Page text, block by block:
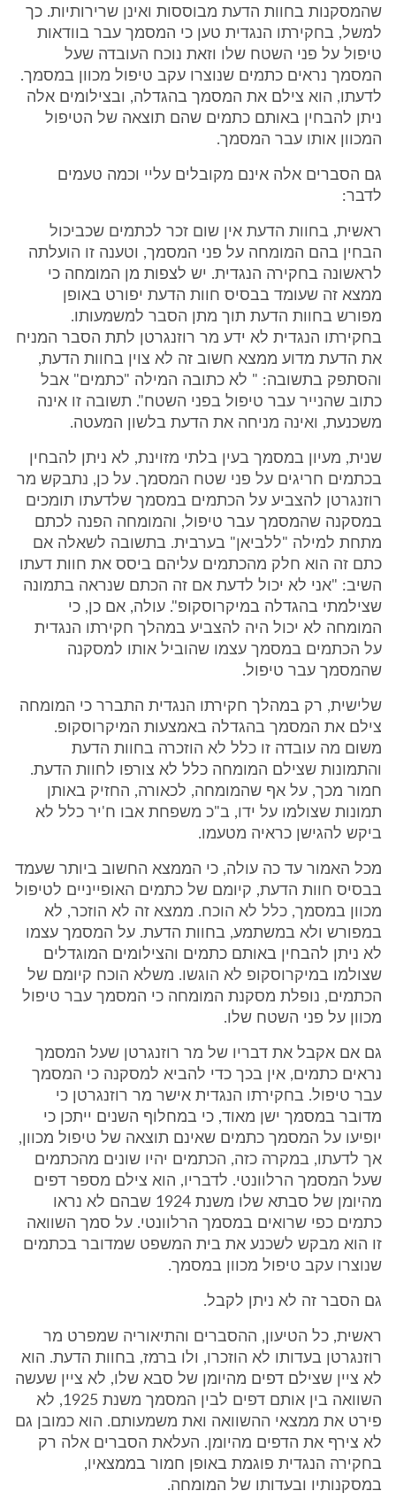
שהמסקנות בחוות הדעת מבוססות ואינן שרירותיות. כך
למשל, בחקירתו הנגדית טען כי המסמך עבר בוודאות
טיפול על פני השטח שלו וזאת נוכח העובדה שעל
המסמך נראים כתמים שנוצרו עקב טיפול מכוון במסמך.
לדעתו, הוא צילם את המסמך בהגדלה, ובצילומים אלה
ניתן להבחין באותם כתמים שהם תוצאה של הטיפול
המכוון אותו עבר המסמך.
גם הסברים אלה אינם מקובלים עליי וכמה טעמים
לדבר:
ראשית, בחוות הדעת אין שום זכר לכתמים שכביכול
הבחין בהם המומחה על פני המסמך, וטענה זו הועלתה
לראשונה בחקירה הנגדית. יש לצפות מן המומחה כי
ממצא זה שעומד בבסיס חוות הדעת יפורט באופן
מפורש בחוות הדעת תוך מתן הסבר למשמעותו.
בחקירתו הנגדית לא ידע מר רוזנגרטן לתת הסבר המניח
את הדעת מדוע ממצא חשוב זה לא צוין בחוות הדעת,
והסתפק בתשובה: " לא כתובה המילה "כתמים" אבל
כתוב שהנייר עבר טיפול בפני השטח". תשובה זו אינה
משכנעת, ואינה מניחה את הדעת בלשון המעטה.
שנית, מעיון במסמך בעין בלתי מזוינת, לא ניתן להבחין
בכתמים חריגים על פני שטח המסמך. על כן, נתבקש מר
רוזנגרטן להצביע על הכתמים במסמך שלדעתו תומכים
במסקנה שהמסמך עבר טיפול, והמומחה הפנה לכתם
מתחת למילה "ללביאן" בערבית. בתשובה לשאלה אם
כתם זה הוא חלק מהכתמים עליהם ביסס את חוות דעתו
השיב: "אני לא יכול לדעת אם זה הכתם שנראה בתמונה
שצילמתי בהגדלה במיקרוסקופ". עולה, אם כן, כי
המומחה לא יכול היה להצביע במהלך חקירתו הנגדית
על הכתמים במסמך עצמו שהוביל אותו למסקנה
שהמסמך עבר טיפול.
שלישית, רק במהלך חקירתו הנגדית התברר כי המומחה
צילם את המסמך בהגדלה באמצעות המיקרוסקופ.
משום מה עובדה זו כלל לא הוזכרה בחוות הדעת
והתמונות שצילם המומחה כלל לא צורפו לחוות הדעת.
חמור מכך, על אף שהמומחה, לכאורה, החזיק באותן
תמונות שצולמו על ידו, ב"כ משפחת אבו ח'יר כלל לא
ביקש להגישן כראיה מטעמו.
מכל האמור עד כה עולה, כי הממצא החשוב ביותר שעמד
בבסיס חוות הדעת, קיומם של כתמים האופייניים לטיפול
מכוון במסמך, כלל לא הוכח. ממצא זה לא הוזכר, לא
במפורש ולא במשתמע, בחוות הדעת. על המסמך עצמו
לא ניתן להבחין באותם כתמים והצילומים המוגדלים
שצולמו במיקרוסקופ לא הוגשו. משלא הוכח קיומם של
הכתמים, נופלת מסקנת המומחה כי המסמך עבר טיפול
מכוון על פני השטח שלו.
גם אם אקבל את דבריו של מר רוזנגרטן שעל המסמך
נראים כתמים, אין בכך כדי להביא למסקנה כי המסמך
עבר טיפול. בחקירתו הנגדית אישר מר רוזנגרטן כי
מדובר במסמך ישן מאוד, כי במחלוף השנים ייתכן כי
יופיעו על המסמך כתמים שאינם תוצאה של טיפול מכוון,
אך לדעתו, במקרה כזה, הכתמים יהיו שונים מהכתמים
שעל המסמך הרלוונטי. לדבריו, הוא צילם מספר דפים
מהיומן של סבתא שלו משנת 1924 שבהם לא נראו
כתמים כפי שרואים במסמך הרלוונטי. על סמך השוואה
זו הוא מבקש לשכנע את בית המשפט שמדובר בכתמים
שנוצרו עקב טיפול מכוון במסמך.
גם הסבר זה לא ניתן לקבל.
ראשית, כל הטיעון, ההסברים והתיאוריה שמפרט מר
רוזנגרטן בעדותו לא הוזכרו, ולו ברמז, בחוות הדעת. הוא
לא ציין שצילם דפים מהיומן של סבא שלו, לא ציין שעשה
השוואה בין אותם דפים לבין המסמך משנת 1925, לא
פירט את ממצאי ההשוואה ואת משמעותם. הוא כמובן גם
לא צירף את הדפים מהיומן. העלאת הסברים אלה רק
בחקירה הנגדית פוגמת באופן חמור בממצאיו,
במסקנותיו ובעדותו של המומחה.